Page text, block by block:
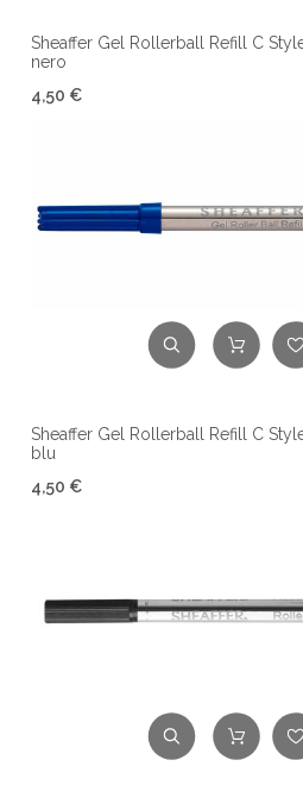
Sheaffer Gel Rollerball Refill C
nero
4,50 €
Sheaffer Gel Rollerball Refill C
blu
4,50 €